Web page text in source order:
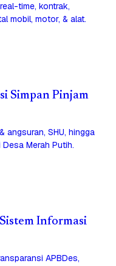
time, kontrak,
mobil, motor, & alat.
Simpan Pinjam
angsuran, SHU, hingga
Merah Putih.
Informasi
APBDes,